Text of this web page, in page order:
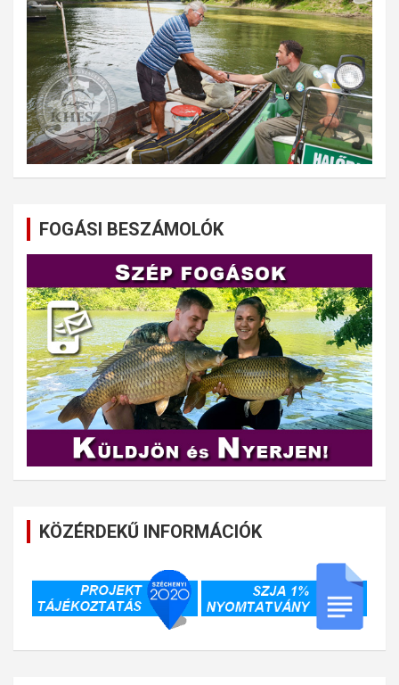
FOGÁSI BESZÁMOLÓK
KÖZÉRDEKŰ INFORMÁCIÓK